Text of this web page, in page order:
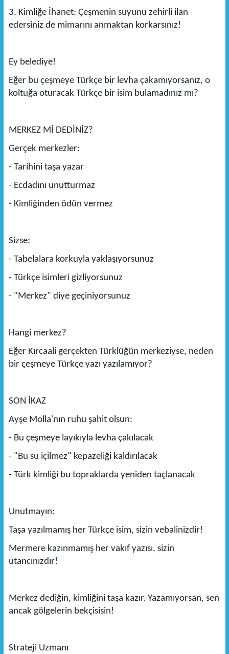
3. Kimliğe İhanet: Çeşmenin suyunu zehirli ilan
edersiniz de mimarını anmaktan korkarsınız!
Ey belediye!
Eğer bu çeşmeye Türkçe bir levha çakamıyorsanız, o
koltuğa oturacak Türkçe bir isim bulamadınız mı?
MERKEZ Mİ DEDİNİZ?
Gerçek merkezler:
- Tarihini taşa yazar
- Ecdadını unutturmaz
- Kimliğinden ödün vermez
Sizse:
- Tabelalara korkuyla yaklaşıyorsunuz
- Türkçe isimleri gizliyorsunuz
- "Merkez" diye geçiniyorsunuz
Hangi merkez?
Eğer Kırcaali gerçekten Türklüğün merkeziyse, neden
bir çeşmeye Türkçe yazı yazılamıyor?
SON İKAZ
Ayşe Molla'nın ruhu şahit olsun:
- Bu çeşmeye layıkıyla levha çakılacak
- "Bu su içilmez" kepazeliği kaldırılacak
- Türk kimliği bu topraklarda yeniden taçlanacak
Unutmayın:
Taşa yazılmamış her Türkçe isim, sizin vebalinizdir!
Mermere kazınmamış her vakıf yazısı, sizin
utancınızdır!
Merkez dediğin, kimliğini taşa kazır. Yazamıyorsan, sen
ancak gölgelerin bekçisisin!
Strateji Uzmanı